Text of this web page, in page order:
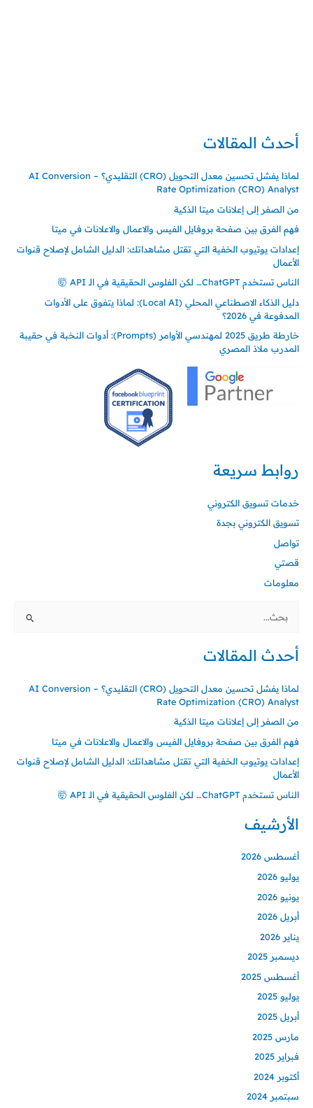
أحدث المقالات
لماذا يفشل تحسين معدل التحويل (CRO) التقليدي؟ – AI Conversion
Rate Optimization (CRO) Analyst
من الصفر إلى إعلانات ميتا الذكية
فهم الفرق بين صفحة بروفايل الفيس والاعمال والاعلانات في ميتا
إعدادات يوتيوب الخفية التي تقتل مشاهداتك: الدليل الشامل لإصلاح قنوات
الأعمال
الناس تستخدم ChatGPT… لكن الفلوس الحقيقية في الـ API 🤯
دليل الذكاء الاصطناعي المحلي (Local AI): لماذا يتفوق على الأدوات
المدفوعة في 2026؟
خارطة طريق 2025 لمهندسي الأوامر (Prompts): أدوات النخبة في حقيبة
المدرب ملاذ المصري
روابط سريعة
خدمات تسويق الكتروني
تسويق الكتروني بجدة
تواصل
قصتي
معلومات
البحث
أحدث المقالات
لماذا يفشل تحسين معدل التحويل (CRO) التقليدي؟ – AI Conversion
Rate Optimization (CRO) Analyst
من الصفر إلى إعلانات ميتا الذكية
فهم الفرق بين صفحة بروفايل الفيس والاعمال والاعلانات في ميتا
إعدادات يوتيوب الخفية التي تقتل مشاهداتك: الدليل الشامل لإصلاح قنوات
الأعمال
الناس تستخدم ChatGPT… لكن الفلوس الحقيقية في الـ API 🤯
الأرشيف
أغسطس 2026
يوليو 2026
يونيو 2026
أبريل 2026
يناير 2026
ديسمبر 2025
أغسطس 2025
يوليو 2025
أبريل 2025
مارس 2025
فبراير 2025
أكتوبر 2024
سبتمبر 2024